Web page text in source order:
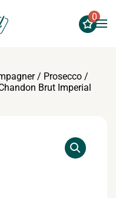
0
/ Prosecco /
Brut Imperial